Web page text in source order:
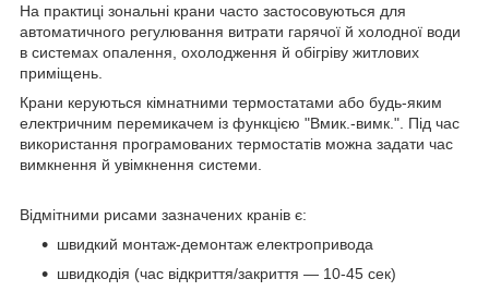
На практиці зональні крани часто застосовуються для
автоматичного регулювання витрати гарячої й холодної води
в системах опалення, охолодження й обігріву житлових
приміщень.
Крани керуються кімнатними термостатами або будь-яким
електричним перемикачем із функцією "Вмик.-вимк.". Під час
використання програмованих термостатів можна задати час
вимкнення й увімкнення системи.
Відмітними рисами зазначених кранів є:
швидкий монтаж-демонтаж електропривода
швидкодія (час відкриття/закриття — 10-45 сек)